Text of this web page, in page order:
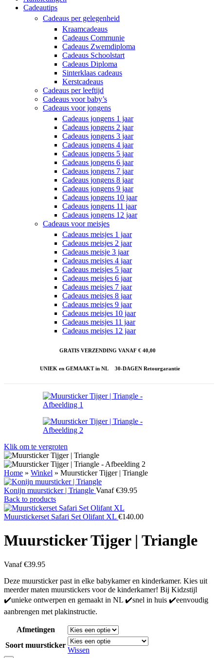
Cadeautips
Cadeaus per gelegenheid
Kraamcadeaus
Cadeaus Communie
Cadeaus Zwemdiploma
Cadeaus Schoolstart
Cadeaus Diploma
Sinterklaas cadeaus
Kerstcadeaus
Cadeaus per leeftijd
Cadeaus voor baby’s
Cadeaus voor jongens
Cadeaus jongens 1 jaar
Cadeaus jongens 2 jaar
Cadeaus jongens 3 jaar
Cadeaus jongens 4 jaar
Cadeaus jongens 5 jaar
Cadeaus jongens 6 jaar
Cadeaus jongens 7 jaar
Cadeaus jongens 8 jaar
Cadeaus jongens 9 jaar
Cadeaus jongens 10 jaar
Cadeaus jongens 11 jaar
Cadeaus jongens 12 jaar
Cadeaus voor meisjes
Cadeaus meisjes 1 jaar
Cadeaus meisjes 2 jaar
Cadeaus meisje 3 jaar
Cadeaus meisjes 4 jaar
Cadeaus meisjes 5 jaar
Cadeaus meisjes 6 jaar
Cadeaus meisjes 7 jaar
Cadeaus meisjes 8 jaar
Cadeaus meisjes 9 jaar
Cadeaus meisjes 10 jaar
Cadeaus meisjes 11 jaar
Cadeaus meisjes 12 jaar
GRATIS VERZENDING VANAF € 40,00
UNIEK en GEMAAKT in NL 30-DAGEN Retourgarantie
Klik om te vergroten
Home » Winkel » Muursticker Tijger | Triangle
Konijn muursticker | Triangle Vanaf €39.95
Back to products
Muurstickerset Safari Set Olifant XL €140.00
Muursticker Tijger | Triangle
Vanaf €39.95
Deze muursticker past in elke babykamer en kinderkamer. Kies uit
meerder maten muurstickers voor de kinderkamer! Bij Kidzstijl
✔️unieke ontwerpen en gemaakt in NL ✔️snel in huis ✔️eenvoudig
aanbrengen met plakinstructie.
Afmetingen
Soort muursticker
Wissen